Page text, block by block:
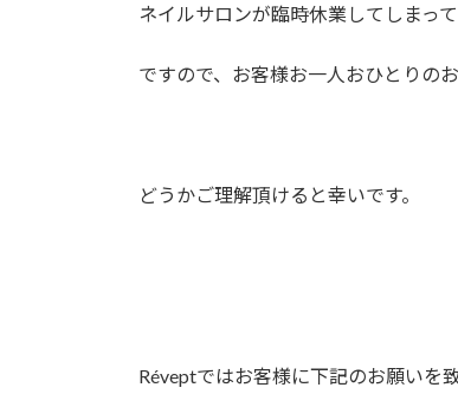
ネイルサロンが臨時休業してしまっ
ですので、お客様お一人おひとりの
どうかご理解頂けると幸いです。
Réveptではお客様に下記のお願いを